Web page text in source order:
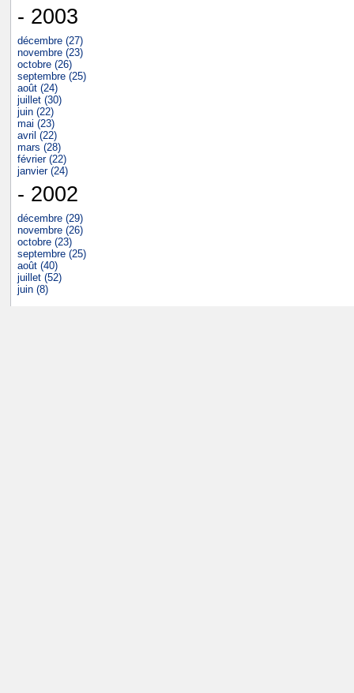
- 2003
décembre (27)
novembre (23)
octobre (26)
septembre (25)
août (24)
juillet (30)
juin (22)
mai (23)
avril (22)
mars (28)
février (22)
janvier (24)
- 2002
décembre (29)
novembre (26)
octobre (23)
septembre (25)
août (40)
juillet (52)
juin (8)